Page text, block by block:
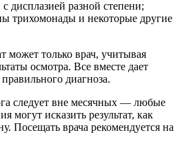
дисплазией разной степени;
трихомонады и некоторые другие
может только врач, учитывая
осмотра. Все вместе дает
диагноза.
следует вне месячных — любые
могут исказить результат, как
Посещать врача рекомендуется на